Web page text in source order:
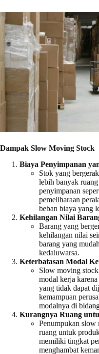
Dampak Slow Moving Stock
Biaya Penyimpanan
Stok yang
lebih banyak
penyimpanan
pemeliharaan
beban biaya yang
Kehilangan Nilai
Barang yang
kehilangan nilai
barang yang
kedaluwarsa.
Keterbatasan Modal
Slow moving stock
modal kerja
yang tidak dapat
kemampuan
modalnya di
Kurangnya Ruang
Penumpukan slow
ruang untuk
memiliki tingkat
menghambat